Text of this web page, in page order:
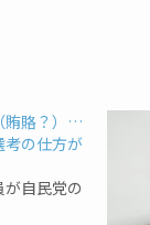
賄賂？）…
の仕方が
自民党の